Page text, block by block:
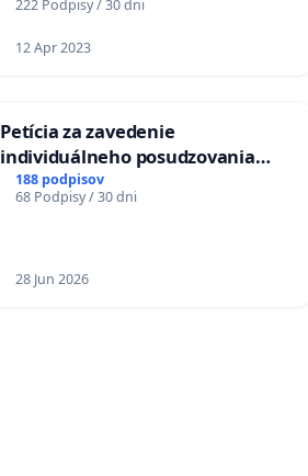
222 Podpisy / 30 dni
12 Apr 2023
Petícia za zavedenie
individuálneho posudzovania
zdravotnej spôsobilosti osôb s
diabetom 1. a 2. typu pri prijímaní
188 podpisov
68 Podpisy / 30 dni
28 Jun 2026